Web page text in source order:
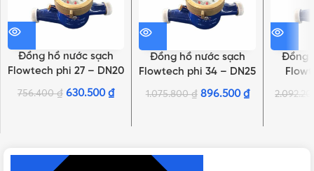
Đồng hồ nước sạch
Flowtech phi 27 – DN20
| Thân gang, nối ren
756.400₫ 630.500₫
Đồng hồ nước sạch
Flowtech phi 34 – DN25
| Thân gang, nối ren
1.075.800₫ 896.500 ₫
Đồng